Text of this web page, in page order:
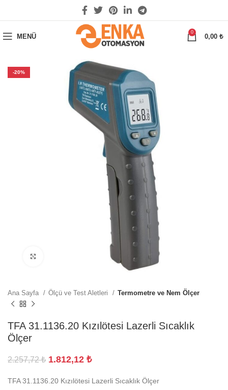
MENÜ
0
0,00 ₺
-20%
Büyütmek için tıklayın
Ana Sayfa Ölçü ve Test Aletleri Termometre ve Nem Ölçer
TFA 31.1136.20 Kızılötesi Lazerli Sıcaklık
Ölçer
2.257,72₺ 1.812,12 ₺
TFA 31.1136.20 Kızılötesi Lazerli Sıcaklık Ölçer